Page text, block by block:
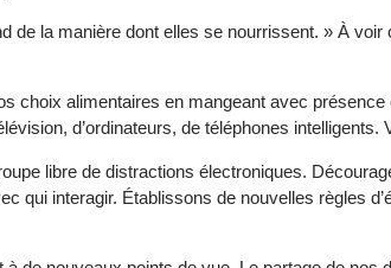
de la manière dont elles se nourrissent. » À
alimentaires en mangeant avec présence
d’ordinateurs, de téléphones intelligents.
libre de distractions électroniques.
qui interagir. Établissons de nouvelles règles